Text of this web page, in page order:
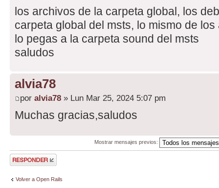
los archivos de la carpeta global, los
carpeta global del msts, lo mismo de
lo pegas a la carpeta sound del msts
saludos
alvia78
por alvia78 » Lun Mar 25, 2024 5:07 pm
Muchas gracias,saludos
Mostrar mensajes previos:
Publicar una
respuesta
Volver a Open Rails